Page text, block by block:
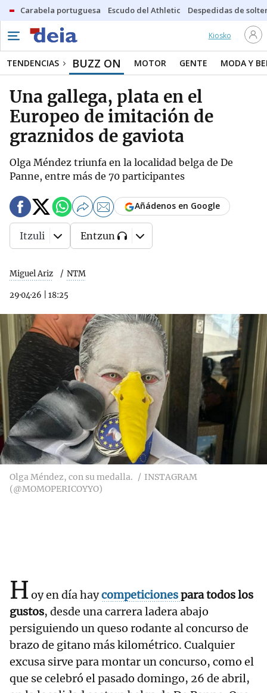
Carabela portuguesa Escudo del Athletic Despedidas de
Kiosko
TENDENCIAS BUZZ ON MOTOR GENTE MODA Y
Una gallega, plata en el
Europeo de imitación de
graznidos de gaviota
Olga Méndez triunfa en la localidad belga de De
Panne, entre más de 70 participantes
Miguel Ariz NTM
29·04·26 18:25
Añádenos en Google
Itzuli Entzun
Olga Méndez, con su medalla.
INSTAGRAM
(@MOMOPERICOYYO)
H oy en día haycompeticionespara todos los
gustos, desde una carrera ladera abajo
persiguiendo un queso rodante al concurso de
brazo de gitano más kilométrico. Cualquier
excusa sirve para montar un concurso, como el
que se celebró el pasado domingo, 26 de abril,